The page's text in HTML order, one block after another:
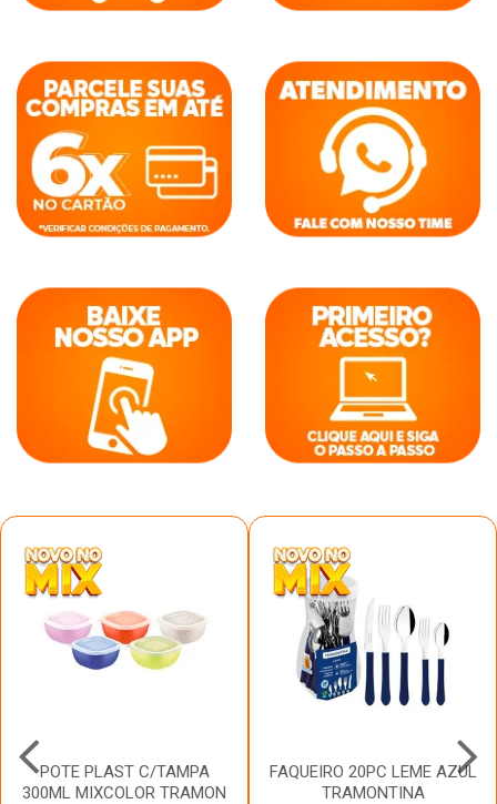
POTE PLAST C/TAMPA
300ML MIXCOLOR TRAMON
FAQUEIRO 20PC LEME AZUL
TRAMONTINA